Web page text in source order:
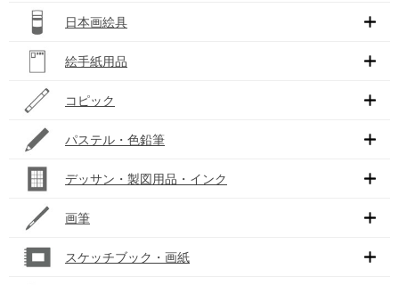
日本画絵具
絵手紙用品
コピック
パステル・色鉛筆
デッサン・製図用品・インク
画筆
スケッチブック・画紙